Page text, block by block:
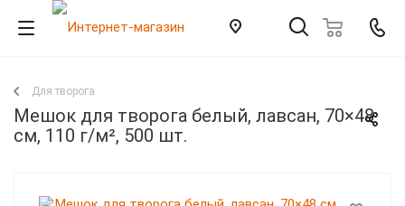
Для творога
Мешок для творога белый, лавсан, 70×48
см, 110 г/м², 500 шт.